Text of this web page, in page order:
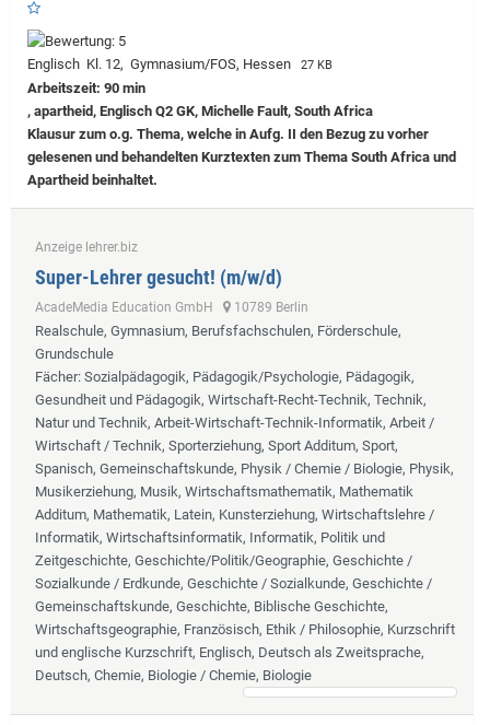
Englisch Kl. 12, Gymnasium/FOS, Hessen 27 KB
Arbeitszeit: 90 min
, apartheid, Englisch Q2 GK, Michelle Fault, South Africa
Klausur zum o.g. Thema, welche in Aufg. II den Bezug zu vorher
gelesenen und behandelten Kurztexten zum Thema South Africa und
Apartheid beinhaltet.
Anzeige lehrer.biz
Super-Lehrer gesucht! (m/w/d)
AcadeMedia Education GmbH 10789 Berlin
Realschule, Gymnasium, Berufsfachschulen, Förderschule,
Grundschule
Fächer: Sozialpädagogik, Pädagogik/Psychologie, Pädagogik,
Gesundheit und Pädagogik, Wirtschaft-Recht-Technik, Technik,
Natur und Technik, Arbeit-Wirtschaft-Technik-Informatik, Arbeit /
Wirtschaft / Technik, Sporterziehung, Sport Additum, Sport,
Spanisch, Gemeinschaftskunde, Physik / Chemie / Biologie, Physik,
Musikerziehung, Musik, Wirtschaftsmathematik, Mathematik
Additum, Mathematik, Latein, Kunsterziehung, Wirtschaftslehre /
Informatik, Wirtschaftsinformatik, Informatik, Politik und
Zeitgeschichte, Geschichte/Politik/Geographie, Geschichte /
Sozialkunde / Erdkunde, Geschichte / Sozialkunde, Geschichte /
Gemeinschaftskunde, Geschichte, Biblische Geschichte,
Wirtschaftsgeographie, Französisch, Ethik / Philosophie, Kurzschrift
und englische Kurzschrift, Englisch, Deutsch als Zweitsprache,
Deutsch, Chemie, Biologie / Chemie, Biologie